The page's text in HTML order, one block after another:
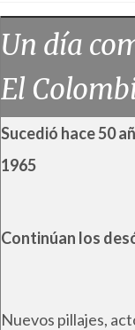
Un día
El
Sucedió hace 50
1965
Continúan los
Nuevos pillajes,